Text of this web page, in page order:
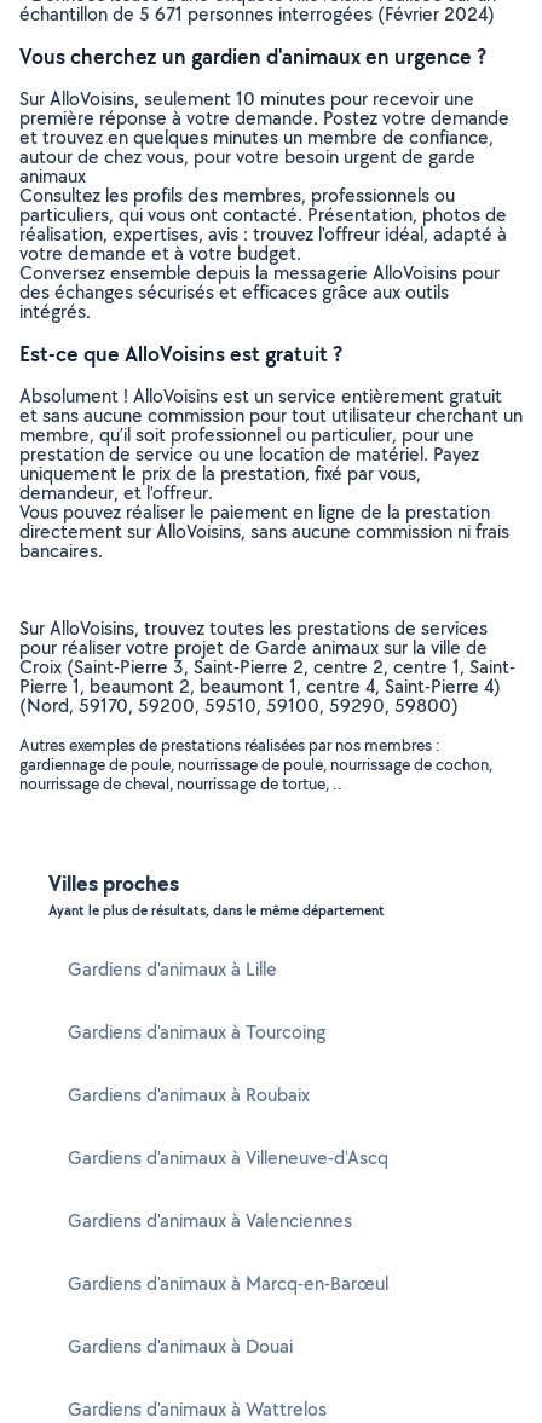
échantillon de 5 671 personnes interrogées (Février 2024)
Vous cherchez un gardien d'animaux en urgence ?
Sur AlloVoisins, seulement 10 minutes pour recevoir une
première réponse à votre demande. Postez votre demande
et trouvez en quelques minutes un membre de confiance,
autour de chez vous, pour votre besoin urgent de garde
animaux
Consultez les profils des membres, professionnels ou
particuliers, qui vous ont contacté. Présentation, photos de
réalisation, expertises, avis : trouvez l'offreur idéal, adapté à
votre demande et à votre budget.
Conversez ensemble depuis la messagerie AlloVoisins pour
des échanges sécurisés et efficaces grâce aux outils
intégrés.
Est-ce que AlloVoisins est gratuit ?
Absolument ! AlloVoisins est un service entièrement gratuit
et sans aucune commission pour tout utilisateur cherchant un
membre, qu’il soit professionnel ou particulier, pour une
prestation de service ou une location de matériel. Payez
uniquement le prix de la prestation, fixé par vous,
demandeur, et l’offreur.
Vous pouvez réaliser le paiement en ligne de la prestation
directement sur AlloVoisins, sans aucune commission ni frais
bancaires.
Sur AlloVoisins, trouvez toutes les prestations de services
pour réaliser votre projet de Garde animaux sur la ville de
Croix (Saint-Pierre 3, Saint-Pierre 2, centre 2, centre 1, Saint-
Pierre 1, beaumont 2, beaumont 1, centre 4, Saint-Pierre 4)
(Nord, 59170, 59200, 59510, 59100, 59290, 59800)
Autres exemples de prestations réalisées par nos membres :
gardiennage de poule, nourrissage de poule, nourrissage de cochon,
nourrissage de cheval, nourrissage de tortue, ..
Villes proches
Ayant le plus de résultats, dans le même département
Gardiens d'animaux à Lille
Gardiens d'animaux à Tourcoing
Gardiens d'animaux à Roubaix
Gardiens d'animaux à Villeneuve-d'Ascq
Gardiens d'animaux à Valenciennes
Gardiens d'animaux à Marcq-en-Barœul
Gardiens d'animaux à Douai
Gardiens d'animaux à Wattrelos